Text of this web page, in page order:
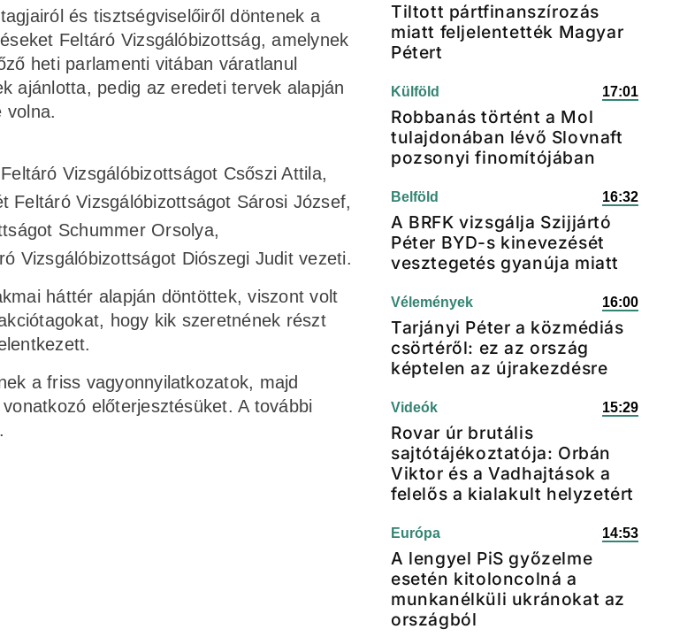
és tisztségviselőiről döntenek a
Feltáró Vizsgálóbizottság, amelynek
heti parlamenti vitában váratlanul
ajánlotta, pedig az eredeti tervek alapján
volna.
Vizsgálóbizottságot Csőszi Attila,
Feltáró Vizsgálóbizottságot Sárosi József,
Schummer Orsolya,
Vizsgálóbizottságot Diószegi Judit vezeti.
háttér alapján döntöttek, viszont volt
hogy kik szeretnének részt
a friss vagyonnyilatkozatok, majd
előterjesztésüket. A további
Tiltott pártfinanszírozás
miatt feljelentették Magyar
Pétert
Külföld 17:01
Robbanás történt a Mol
tulajdonában lévő Slovnaft
pozsonyi finomítójában
Belföld 16:32
A BRFK vizsgálja Szijjártó
Péter BYD-s kinevezését
vesztegetés gyanúja miatt
Vélemények 16:00
Tarjányi Péter a közmédiás
csörtéről: ez az ország
képtelen az újrakezdésre
Videók 15:29
Rovar úr brutális
sajtótájékoztatója: Orbán
Viktor és a Vadhajtások a
felelős a kialakult helyzetért
Európa 14:53
A lengyel PiS győzelme
esetén kitoloncolná a
munkanélküli ukránokat az
országból